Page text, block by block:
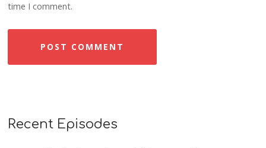
time I comment.
Recent Episodes